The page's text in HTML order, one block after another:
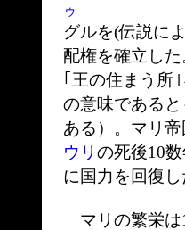
ゥ
グルを(伝説に
配権を確立し
｢王の住まう所
の意味である
ある）。マリ
ウリ の死後10
に国力を回復
マリの繁栄は